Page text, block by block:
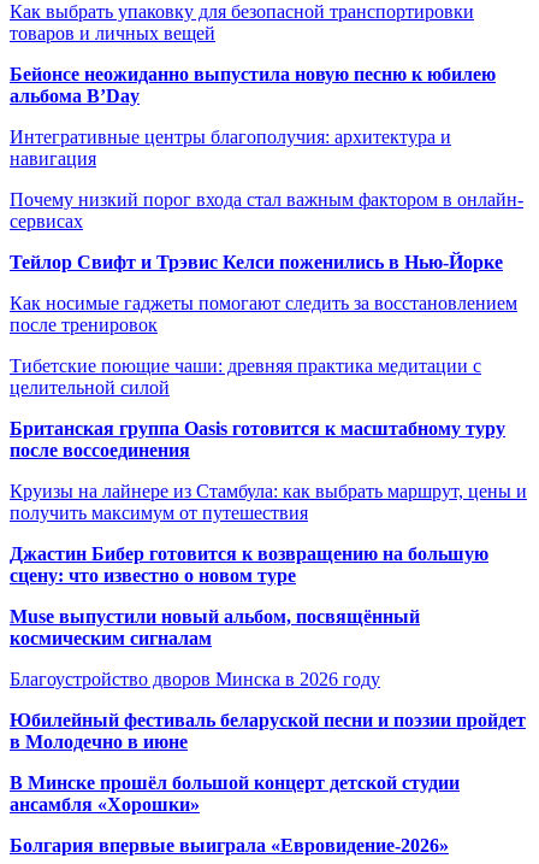
Как выбрать упаковку для безопасной транспортировки
товаров и личных вещей
Бейонсе неожиданно выпустила новую песню к юбилею
альбома B’Day
Интегративные центры благополучия: архитектура и
навигация
Почему низкий порог входа стал важным фактором в онлайн-
сервисах
Тейлор Свифт и Трэвис Келси поженились в Нью-Йорке
Как носимые гаджеты помогают следить за восстановлением
после тренировок
Тибетские поющие чаши: древняя практика медитации с
целительной силой
Британская группа Oasis готовится к масштабному туру
после воссоединения
Круизы на лайнере из Стамбула: как выбрать маршрут, цены и
получить максимум от путешествия
Джастин Бибер готовится к возвращению на большую
сцену: что известно о новом туре
Muse выпустили новый альбом, посвящённый
космическим сигналам
Благоустройство дворов Минска в 2026 году
Юбилейный фестиваль беларуской песни и поэзии пройдет
в Молодечно в июне
В Минске прошёл большой концерт детской студии
ансамбля «Хорошки»
Болгария впервые выиграла «Евровидение-2026»